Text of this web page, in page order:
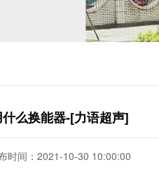
么换能器-[力语超声]
时间：2021-10-30 10:00:00